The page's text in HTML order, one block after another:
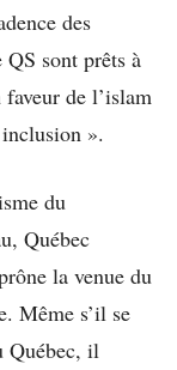
des
QS sont prêts à
de l’islam
».
du
Québec
la venue du
Même s’il se
Québec, il